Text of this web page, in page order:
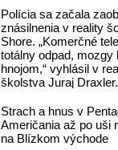
Polícia sa začala
znásilnenia v reality
Shore. „Komerčné
totálny odpad,
hnojom,“ vyhlásil v
školstva Juraj
pracovníkov?“ spýtal
Strach a hnus v
Američania až po uši
na Blízkom východe